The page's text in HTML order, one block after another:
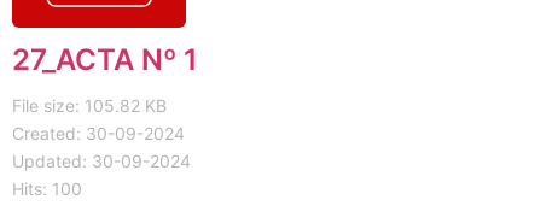
27_ACTA Nº 1
File size: 105.82 KB
Created: 30-09-2024
Updated: 30-09-2024
Hits: 100